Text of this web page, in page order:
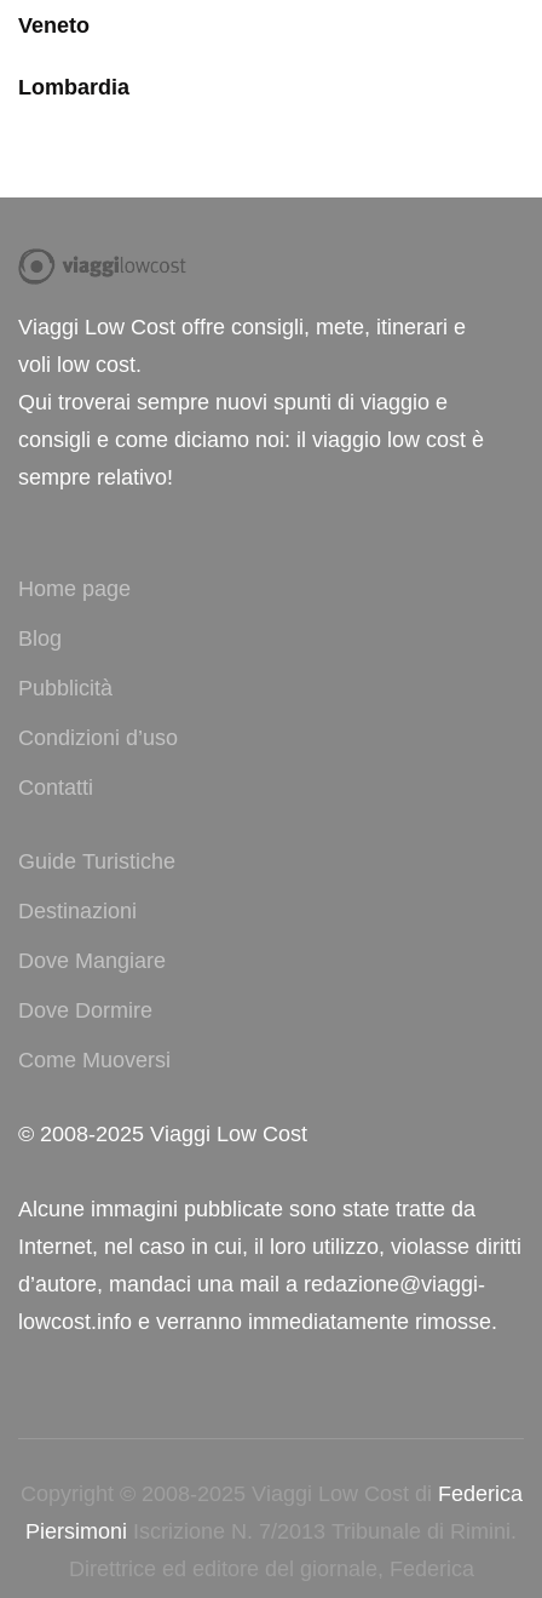
Veneto
Lombardia
Viaggi Low Cost offre consigli, mete, itinerari e
voli low cost.
Qui troverai sempre nuovi spunti di viaggio e
consigli e come diciamo noi: il viaggio low cost è
sempre relativo!
Home page
Blog
Pubblicità
Condizioni d’uso
Contatti
Guide Turistiche
Destinazioni
Dove Mangiare
Dove Dormire
Come Muoversi
© 2008-2025 Viaggi Low Cost
Alcune immagini pubblicate sono state tratte da
Internet, nel caso in cui, il loro utilizzo, violasse diritti
d’autore, mandaci una mail a redazione@viaggi-
lowcost.info e verranno immediatamente rimosse.
Copyright © 2008-2025 Viaggi Low Cost di Federica
Piersimoni Iscrizione N. 7/2013 Tribunale di Rimini.
Direttrice ed editore del giornale, Federica